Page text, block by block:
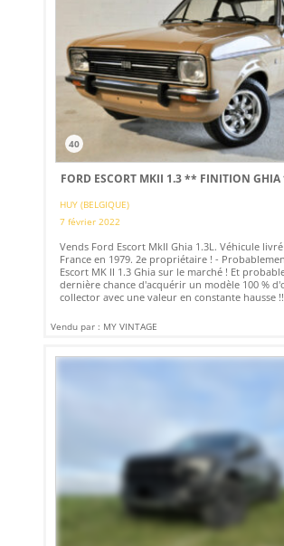
40
FORD ESCORT MKII 1.3 ** FINITION
HUY (BELGIQUE)
7 février 2022
Vends Ford Escort MkII Ghia 1.3L. Véhicule
France en 1979. 2e propriétaire ! -
Escort MK II 1.3 Ghia sur le marché ! Et
dernière chance d'acquérir un modèle 100 %
collector avec une valeur en constante hausse
Vendu par : MY VINTAGE